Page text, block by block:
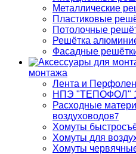
Металлические
Пластиковые
Потолочные
Решётка
Фасадные
монтажа
Лента и
НПЭ "ТЕПОФОЛ"
Расходные
воздуховодов7
Хомуты
Хомуты для
Хомуты